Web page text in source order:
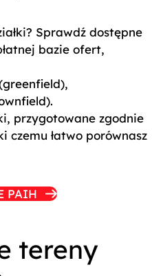
Sprawdź dostępne
bazie ofert,
przygotowane zgodnie
czemu łatwo porównasz
PAIH
tereny